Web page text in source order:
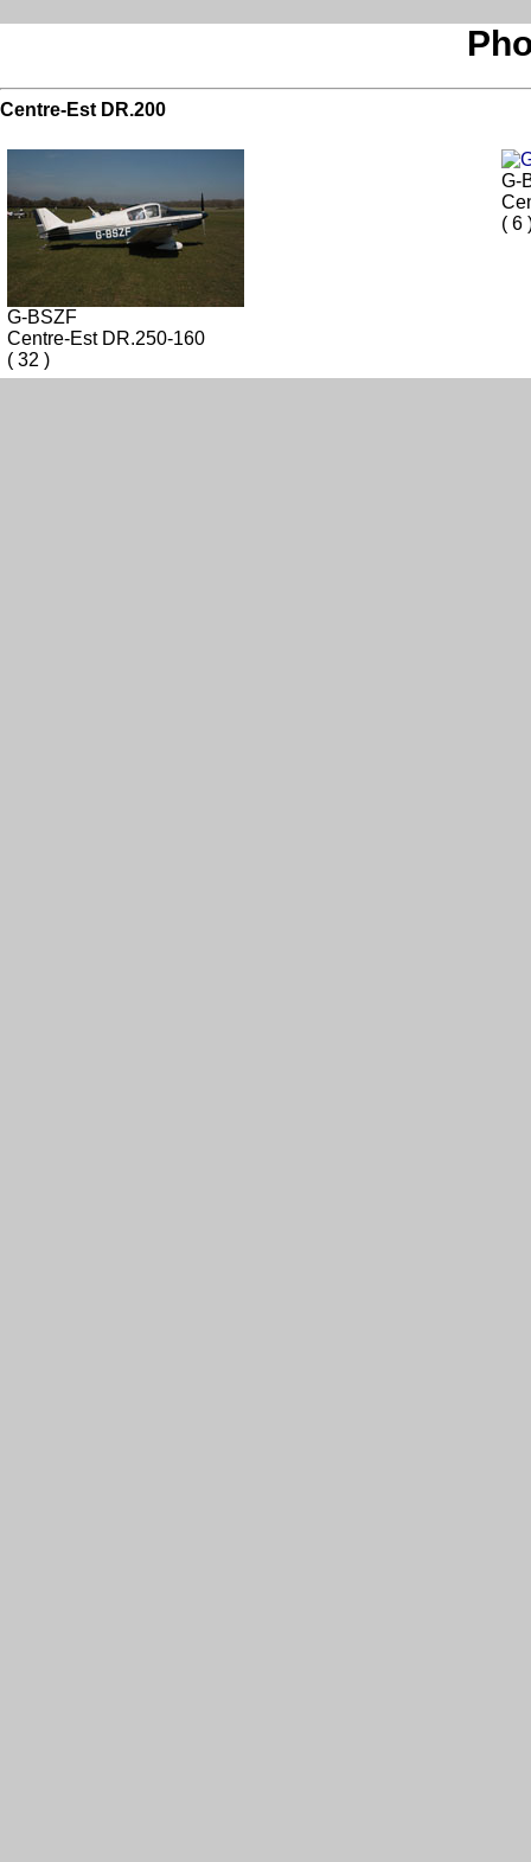
Centre-Est DR.200
G-BSZF
Centre-Est DR.250-160
( 32 )
G-
( 6